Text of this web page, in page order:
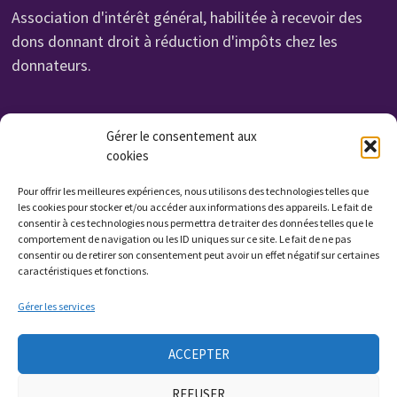
Gérer le consentement aux
cookies
Pour offrir les meilleures expériences, nous utilisons des technologies telles que
les cookies pour stocker et/ou accéder aux informations des appareils. Le fait de
consentir à ces technologies nous permettra de traiter des données telles que le
comportement de navigation ou les ID uniques sur ce site. Le fait de ne pas
consentir ou de retirer son consentement peut avoir un effet négatif sur certaines
caractéristiques et fonctions.
Gérer les services
ACCEPTER
REFUSER
Association d'intérêt général, habilitée à recevoir des
dons donnant droit à réduction d'impôts chez les
donnateurs.
Organisme de Formation N° 232 700 114 27
Cet enregistrement ne vaut pas agrément de l'état.
Non assujettie à la TVA. Affilié UROF
N° SIRET: 323 222 034 000 15
Code APE: 9799Z
Qui sommes nous ?
Contactez nous
Presse